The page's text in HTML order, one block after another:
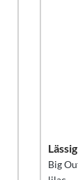
Lässig
Big